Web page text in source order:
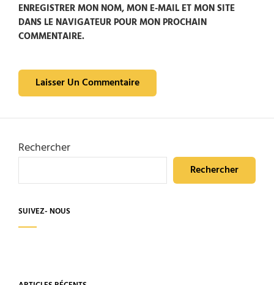
ENREGISTRER MON NOM, MON E-MAIL ET MON SITE
DANS LE NAVIGATEUR POUR MON PROCHAIN
COMMENTAIRE.
Rechercher
Rechercher
SUIVEZ- NOUS